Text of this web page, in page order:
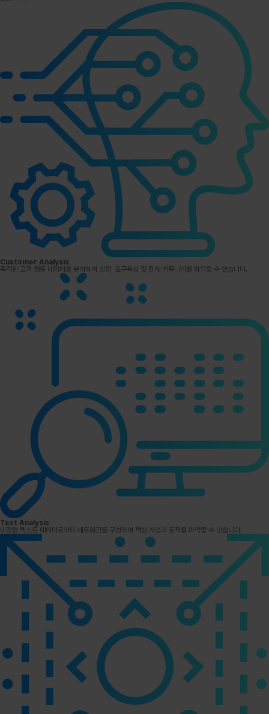
Customer Analysis
축적된 고객 행동 데이터를 분석하여 성향, 요구특성 및 잠재 커뮤니티를 파악할 수 있습니다.
Text Analysis
비정형 텍스트 데이터로부터 네트워크를 구성하여 핵심 개념과 토픽을 파악할 수 있습니다.